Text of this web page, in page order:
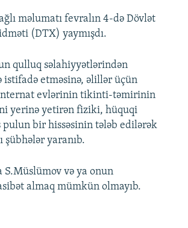
məlumatı fevralın 4-də Dövlət
(DTX) yaymışdı.
qulluq səlahiyyətlərindən
etməsinə, əlillər üçün
internat evlərinin tikinti-təmirinin
yerinə yetirən fiziki, hüquqi
pulun bir hissəsinin tələb edilərək
şübhələr yaranıb.
və ya onun
almaq mümkün olmayıb.